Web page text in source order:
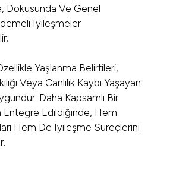
Dokusunda Ve Genel
Iyileşmeler
Yaşlanma Belirtileri,
Veya Canlılık Kaybı Yaşayan
Daha Kapsamlı Bir
Entegre Edildiğinde, Hem
Hem De Iyileşme Süreçlerini